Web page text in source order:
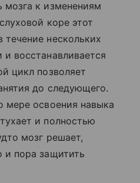
мозга к изменениям
коре этот
течение нескольких
восстанавливается
цикл позволяет
до следующего.
мере освоения навыка
и полностью
мозг решает,
и пора защитить